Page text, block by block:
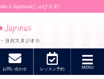
じゅぴスタ)
ヨガスタジオ☆
お問い合わせ レッスン予約 MENU